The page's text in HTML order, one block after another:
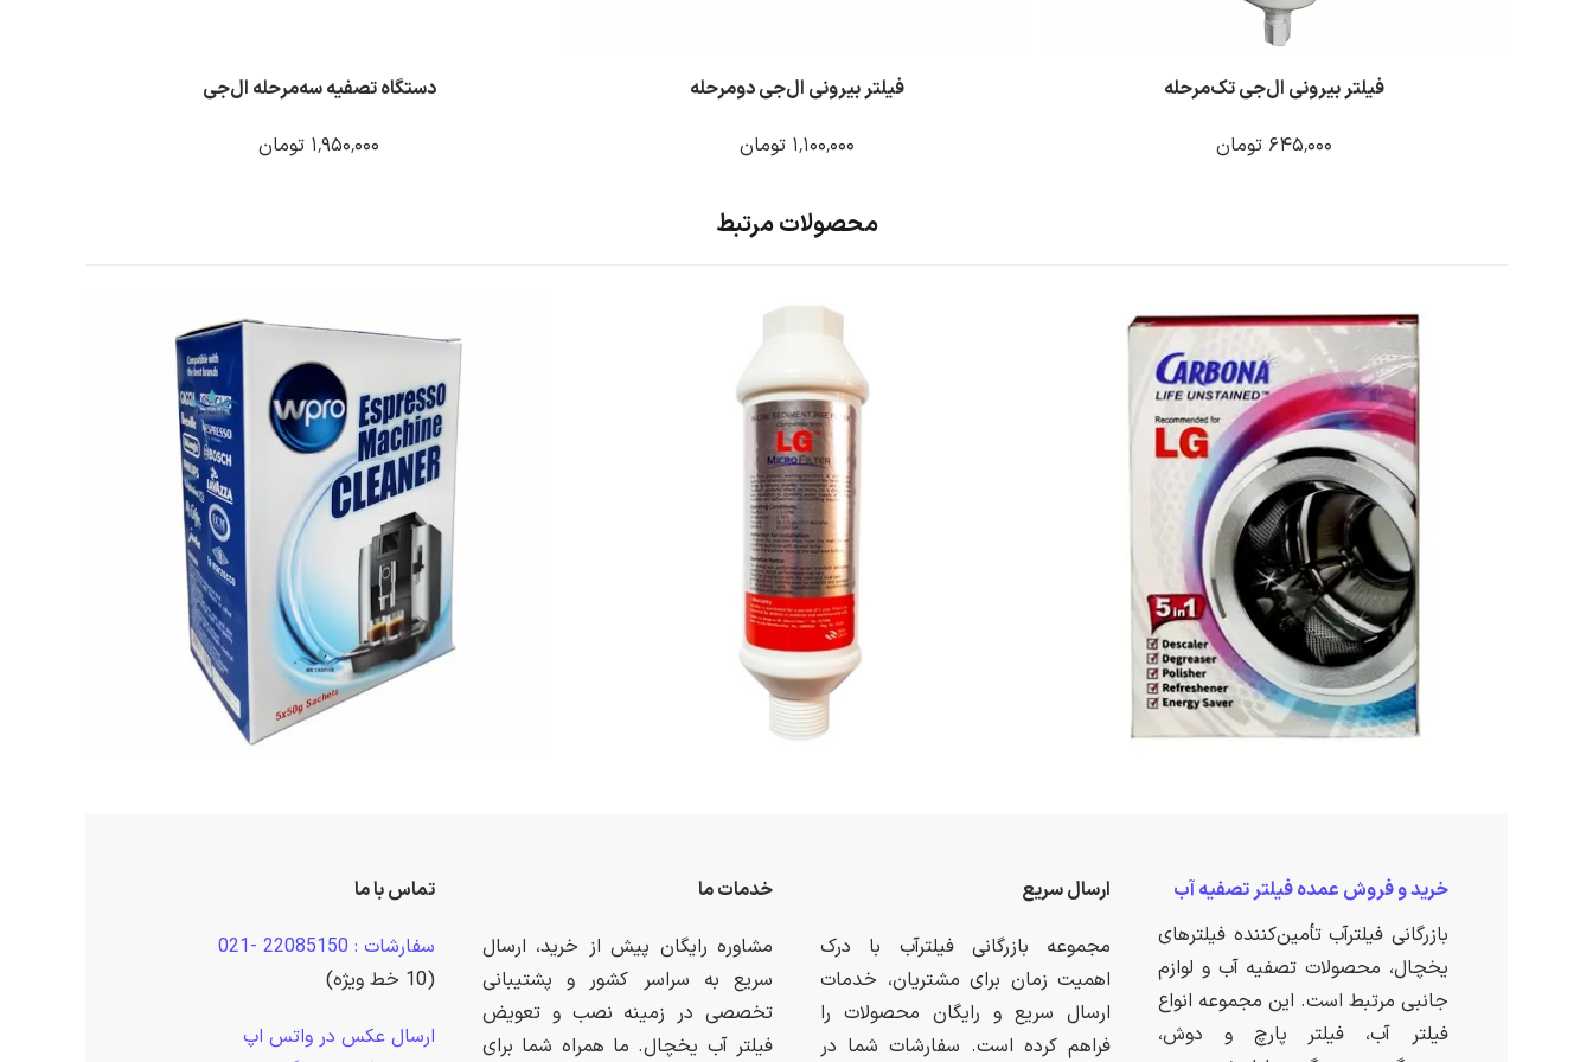
فیلتر بیرونی ال‌جی تک‌مرحله
۶۴۵٬۰۰۰ تومان
فیلتر بیرونی ال‌جی دو‌مرحله
۱٬۱۰۰٬۰۰۰ تومان
دستگاه تصفیه سه‌مرحله ال‌جی
۱٬۹۵۰٬۰۰۰ تومان
محصولات مرتبط
خرید و فروش عمده فیلتر تصفیه آب
بازرگانی فیلترآب تأمین‌کننده فیلترهای
یخچال، محصولات تصفیه آب و لوازم
جانبی مرتبط است. این مجموعه انواع
فیلتر آب، فیلتر پارچ و دوش،
ارسال سریع
مجموعه بازرگانی فیلترآب با درک
اهمیت زمان برای مشتریان، خدمات
ارسال سریع و رایگان محصولات را
فراهم کرده است. سفارشات شما در
خدمات ما
مشاوره رایگان پیش از خرید، ارسال
سریع به سراسر کشور و پشتیبانی
تخصصی در زمینه نصب و تعویض
فیلتر آب یخچال. ما همراه شما برای
تماس با ما
سفارشات : 22085150 -021
(10 خط ویژه)
ارسال عکس در واتس اپ